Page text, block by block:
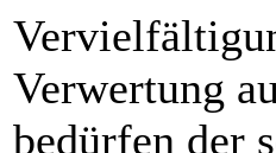
Verwertung
bedürfen der